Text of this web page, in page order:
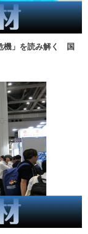
機」を読み解く 国